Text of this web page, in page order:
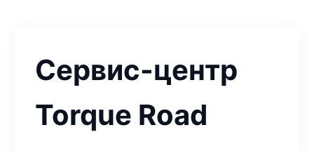
Сервис-центр
Torque Road